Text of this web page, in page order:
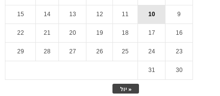
« יול
9
10
11
12
13
14
15
16
17
18
19
20
21
22
23
24
25
26
27
28
29
30
31